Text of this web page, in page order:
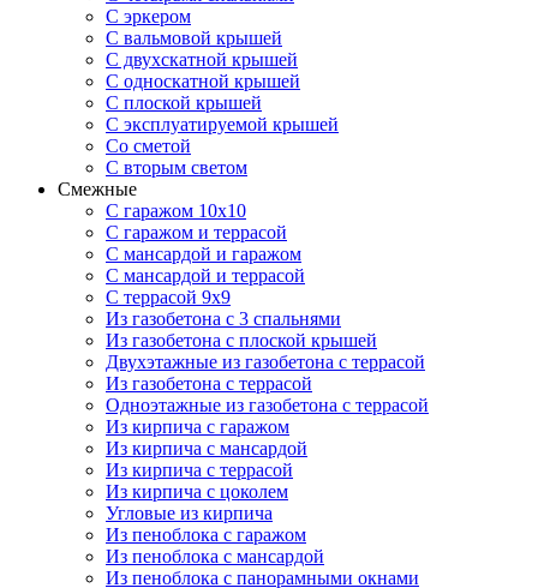
С эркером
С вальмовой крышей
С двухскатной крышей
С односкатной крышей
С плоской крышей
С эксплуатируемой крышей
Со сметой
С вторым светом
Смежные
С гаражом 10х10
С гаражом и террасой
С мансардой и гаражом
С мансардой и террасой
С террасой 9х9
Из газобетона с 3 спальнями
Из газобетона с плоской крышей
Двухэтажные из газобетона с террасой
Из газобетона с террасой
Одноэтажные из газобетона с террасой
Из кирпича с гаражом
Из кирпича с мансардой
Из кирпича с террасой
Из кирпича с цоколем
Угловые из кирпича
Из пеноблока с гаражом
Из пеноблока с мансардой
Из пеноблока с панорамными окнами